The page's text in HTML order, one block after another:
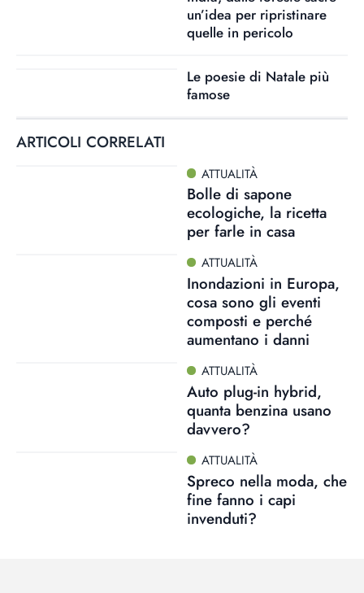
un’idea per ripristinare
quelle in pericolo
Le poesie di Natale più
famose
ARTICOLI CORRELATI
ATTUALITÀ
Bolle di sapone
ecologiche, la ricetta
per farle in casa
ATTUALITÀ
Inondazioni in Europa,
cosa sono gli eventi
composti e perché
aumentano i danni
ATTUALITÀ
Auto plug-in hybrid,
quanta benzina usano
davvero?
ATTUALITÀ
Spreco nella moda, che
fine fanno i capi
invenduti?